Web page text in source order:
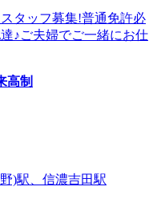
タッフ募集!普通免許必
♪ご夫婦でご一緒にお仕
高制
)駅、信濃吉田駅